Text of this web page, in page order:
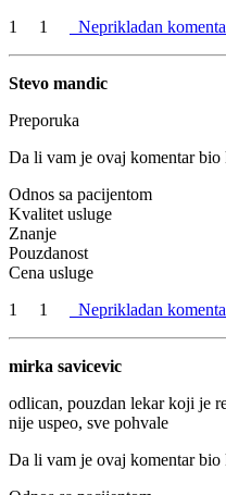
1
1 Neprikladan
Stevo mandic
Preporuka
Da li vam je ovaj komentar bio
Odnos sa pacijentom
Kvalitet usluge
Znanje
Pouzdanost
Cena usluge
1
1 Neprikladan
mirka savicevic
odlican, pouzdan lekar koji je
nije uspeo, sve pohvale
Da li vam je ovaj komentar bio